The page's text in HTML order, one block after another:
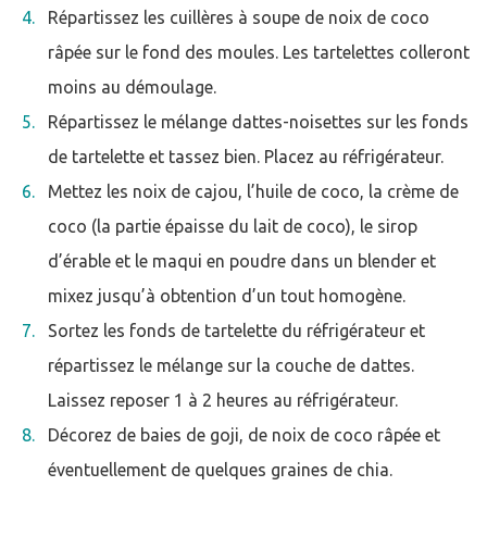
Répartissez les cuillères à soupe de noix de coco
râpée sur le fond des moules. Les tartelettes colleront
moins au démoulage.
Répartissez le mélange dattes-noisettes sur les fonds
de tartelette et tassez bien. Placez au réfrigérateur.
Mettez les noix de cajou, l’huile de coco, la crème de
coco (la partie épaisse du lait de coco), le sirop
d’érable et le maqui en poudre dans un blender et
mixez jusqu’à obtention d’un tout homogène.
Sortez les fonds de tartelette du réfrigérateur et
répartissez le mélange sur la couche de dattes.
Laissez reposer 1 à 2 heures au réfrigérateur.
Décorez de baies de goji, de noix de coco râpée et
éventuellement de quelques graines de chia.